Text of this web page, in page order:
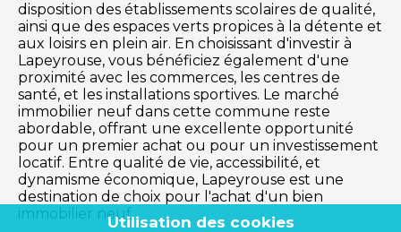
disposition des établissements scolaires de qualité,
ainsi que des espaces verts propices à la détente et
aux loisirs en plein air. En choisissant d'investir à
Lapeyrouse, vous bénéficiez également d'une
proximité avec les commerces, les centres de
santé, et les installations sportives. Le marché
immobilier neuf dans cette commune reste
abordable, offrant une excellente opportunité
pour un premier achat ou pour un investissement
locatif. Entre qualité de vie, accessibilité, et
dynamisme économique, Lapeyrouse est une
destination de choix pour l'achat d'un bien
immobilier neuf.Utilisation des cookies